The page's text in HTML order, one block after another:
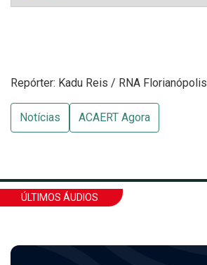
Repórter: Kadu Reis / RNA Florianópolis
Notícias ACAERT Agora
ÚLTIMOS ÁUDIOS